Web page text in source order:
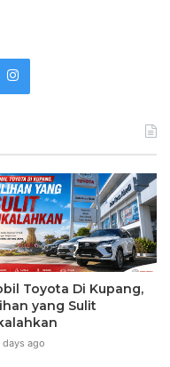
Toyota Di Kupang,
yang Sulit
days ago